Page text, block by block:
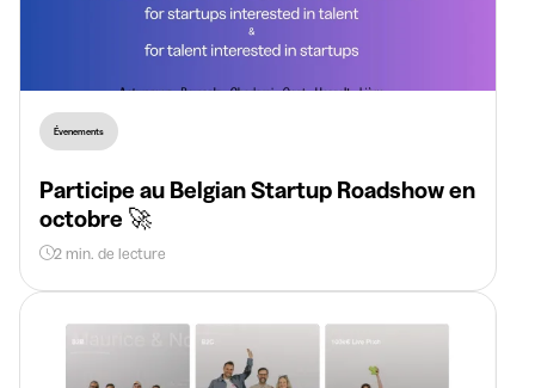
Évenements
Participe au Belgian Startup Roadshow en
octobre 🚀
2 min. de lecture